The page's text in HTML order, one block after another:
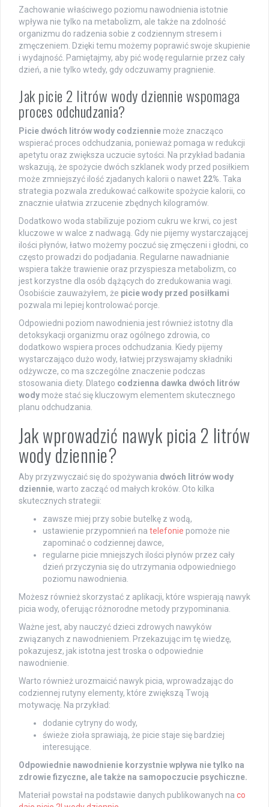
Zachowanie właściwego poziomu nawodnienia istotnie
wpływa nie tylko na metabolizm, ale także na zdolność
organizmu do radzenia sobie z codziennym stresem i
zmęczeniem. Dzięki temu możemy poprawić swoje skupienie
i wydajność. Pamiętajmy, aby pić wodę regularnie przez cały
dzień, a nie tylko wtedy, gdy odczuwamy pragnienie.
Jak picie 2 litrów wody dziennie wspomaga
proces odchudzania?
Picie dwóch litrów wody codziennie może znacząco
wspierać proces odchudzania, ponieważ pomaga w redukcji
apetytu oraz zwiększa uczucie sytości. Na przykład badania
wskazują, że spożycie dwóch szklanek wody przed posiłkiem
może zmniejszyć ilość zjadanych kalorii o nawet 22%. Taka
strategia pozwala zredukować całkowite spożycie kalorii, co
znacznie ułatwia zrzucenie zbędnych kilogramów.
Dodatkowo woda stabilizuje poziom cukru we krwi, co jest
kluczowe w walce z nadwagą. Gdy nie pijemy wystarczającej
ilości płynów, łatwo możemy poczuć się zmęczeni i głodni, co
często prowadzi do podjadania. Regularne nawadnianie
wspiera także trawienie oraz przyspiesza metabolizm, co
jest korzystne dla osób dążących do zredukowania wagi.
Osobiście zauważyłem, że picie wody przed posiłkami
pozwala mi lepiej kontrolować porcje.
Odpowiedni poziom nawodnienia jest również istotny dla
detoksykacji organizmu oraz ogólnego zdrowia, co
dodatkowo wspiera proces odchudzania. Kiedy pijemy
wystarczająco dużo wody, łatwiej przyswajamy składniki
odżywcze, co ma szczególne znaczenie podczas
stosowania diety. Dlatego codzienna dawka dwóch litrów
wody może stać się kluczowym elementem skutecznego
planu odchudzania.
Jak wprowadzić nawyk picia 2 litrów
wody dziennie?
Aby przyzwyczaić się do spożywania dwóch litrów wody
dziennie, warto zacząć od małych kroków. Oto kilka
skutecznych strategii:
zawsze miej przy sobie butelkę z wodą,
ustawienie przypomnień na telefonie pomoże nie
zapominać o codziennej dawce,
regularne picie mniejszych ilości płynów przez cały
dzień przyczynia się do utrzymania odpowiedniego
poziomu nawodnienia.
Możesz również skorzystać z aplikacji, które wspierają nawyk
picia wody, oferując różnorodne metody przypominania.
Ważne jest, aby nauczyć dzieci zdrowych nawyków
związanych z nawodnieniem. Przekazując im tę wiedzę,
pokazujesz, jak istotna jest troska o odpowiednie
nawodnienie.
Warto również urozmaicić nawyk picia, wprowadzając do
codziennej rutyny elementy, które zwiększą Twoją
motywację. Na przykład:
dodanie cytryny do wody,
świeże zioła sprawiają, że picie staje się bardziej
interesujące.
Odpowiednie nawodnienie korzystnie wpływa nie tylko na
zdrowie fizyczne, ale także na samopoczucie psychiczne.
Materiał powstał na podstawie danych publikowanych na co